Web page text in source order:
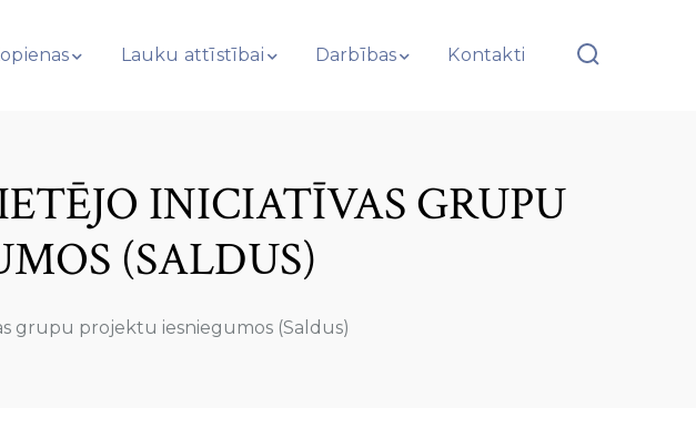
Lauku attīstībai Darbības Kontakti
INICIATĪVAS GRUPU
(SALDUS)
grupu projektu iesniegumos (Saldus)